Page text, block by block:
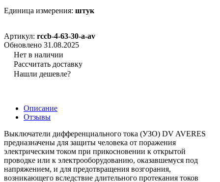
Единица измерения: штук
Артикул: rccb-4-63-30-a-av
Обновлено 31.08.2025
Нет в наличии
Рассчитать доставку
Нашли дешевле?
Описание
Отзывы
Выключатели дифференциального тока (УЗО) DV AVERES
предназначены для защиты человека от поражения
электрическим током при прикосновении к открытой
проводке или к электрооборудованию, оказавшемуся под
напряжением, и для предотвращения возгорания,
возникающего вследствие длительного протекания токов